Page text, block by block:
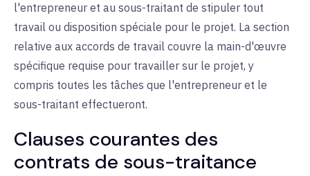
l'entrepreneur et au sous-traitant de stipuler tout
travail ou disposition spéciale pour le projet. La section
relative aux accords de travail couvre la main-d'œuvre
spécifique requise pour travailler sur le projet, y
compris toutes les tâches que l'entrepreneur et le
sous-traitant effectueront.
Clauses courantes des
contrats de sous-traitance